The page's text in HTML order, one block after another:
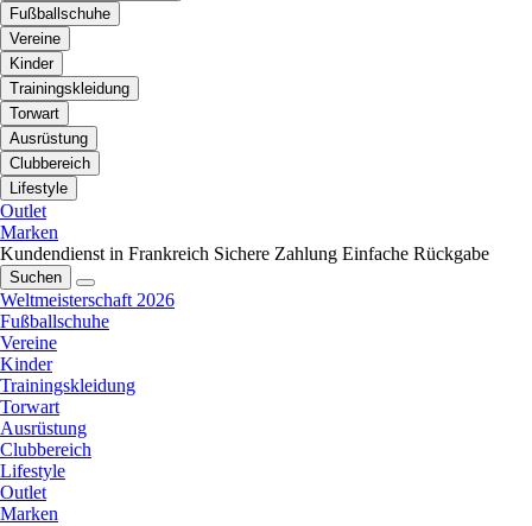
Fußballschuhe
Vereine
Kinder
Trainingskleidung
Torwart
Ausrüstung
Clubbereich
Lifestyle
Outlet
Marken
Kundendienst in Frankreich Sichere Zahlung Einfache Rückgabe
Suchen
Weltmeisterschaft 2026
Fußballschuhe
Vereine
Kinder
Trainingskleidung
Torwart
Ausrüstung
Clubbereich
Lifestyle
Outlet
Marken